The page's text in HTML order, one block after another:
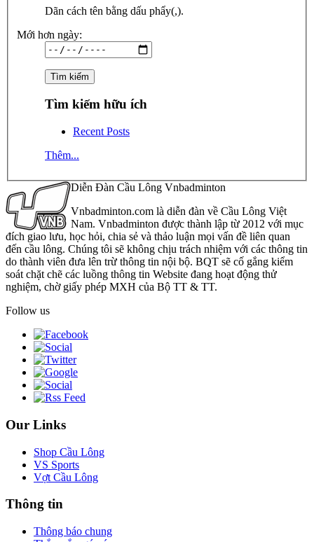
Dãn cách tên bằng dấu phẩy(,).
Mới hơn ngày:
Tìm kiếm hữu ích
Recent Posts
Thêm...
Diễn Đàn Cầu Lông Vnbadminton
Vnbadminton.com là diễn đàn về Cầu Lông Việt
Nam. Vnbadminton được thành lập từ 2012 với mục
đích giao lưu, học hỏi, chia sẻ và thảo luận mọi vấn đề liên quan
đến cầu lông. Chúng tôi sẽ không chịu trách nhiệm với các thông tin
do thành viên đưa lên trừ thông tin nội bộ. BQT sẽ cố gắng kiểm
soát chặt chẽ các luồng thông tin Website đang hoạt động thử
nghiệm, chờ giấy phép MXH của Bộ TT & TT.
Follow us
Our Links
Shop Cầu Lông
VS Sports
Vợt Cầu Lông
Thông tin
Thông báo chung